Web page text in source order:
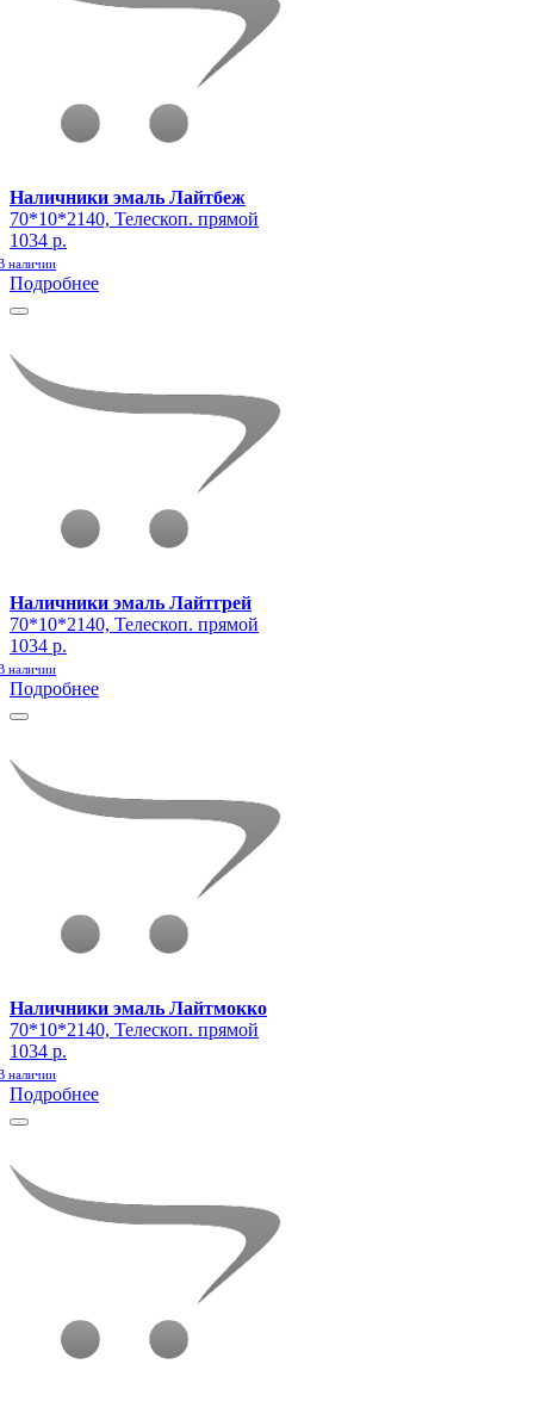
Наличники эмаль Лайтбеж
70*10*2140, Телескоп. прямой
1034 р.
наличии
Подробнее
Наличники эмаль Лайтгрей
70*10*2140, Телескоп. прямой
1034 р.
наличии
Подробнее
Наличники эмаль Лайтмокко
70*10*2140, Телескоп. прямой
1034 р.
наличии
Подробнее